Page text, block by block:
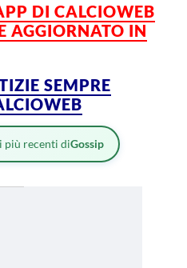
DI CALCIOWEB
AGGIORNATO IN
SEMPRE
più recenti diGossip